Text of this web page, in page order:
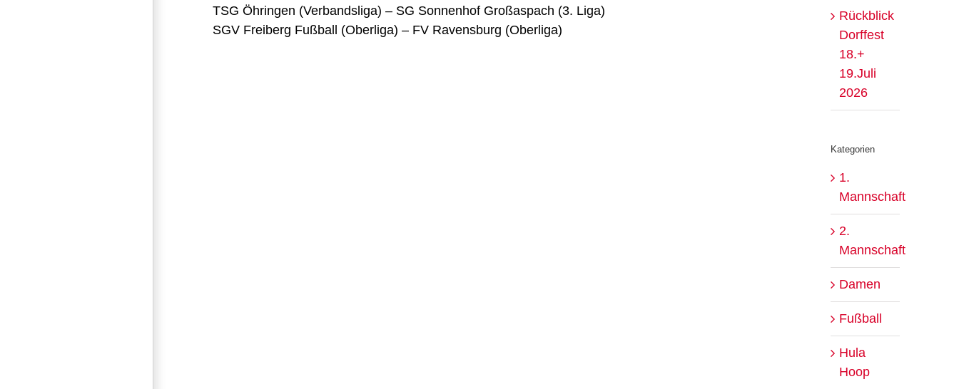
TSG Öhringen (Verbandsliga) – SG Sonnenhof Großaspach (3. Liga)
SGV Freiberg Fußball (Oberliga) – FV Ravensburg (Oberliga)
Rückblick
Dorffest
18.+
19.Juli
2026
Kategorien
1.
Mannschaft
2.
Mannschaft
Damen
Fußball
Hula
Hoop